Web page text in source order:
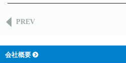
PREV
会社概要